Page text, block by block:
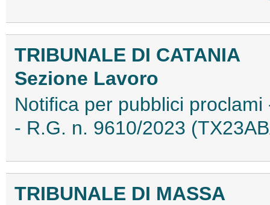
TRIBUNALE DI CATANIA
Sezione Lavoro
Notifica per pubblici
- R.G. n. 9610/2023
TRIBUNALE DI MASSA